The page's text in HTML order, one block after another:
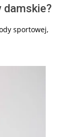
damskie?
sportowej,